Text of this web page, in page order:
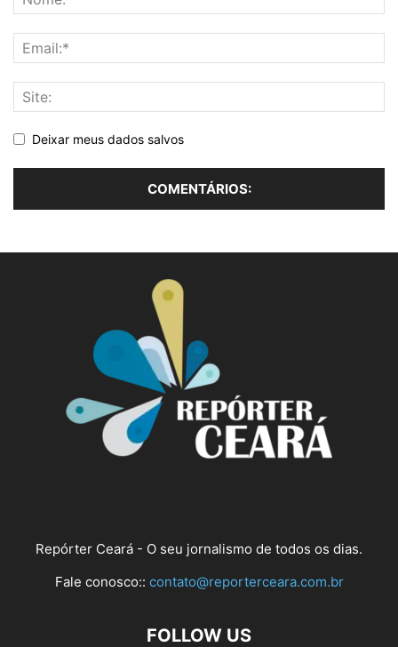
Deixar meus dados salvos
Repórter Ceará - O seu jornalismo de todos os dias.
Fale conosco:: contato@reporterceara.com.br
FOLLOW US